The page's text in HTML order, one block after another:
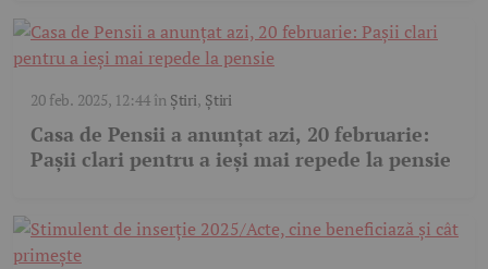
20 feb. 2025, 12:44în Știri, Știri
Casa de Pensii a anunțat azi, 20 februarie:
Pașii clari pentru a ieși mai repede la pensie